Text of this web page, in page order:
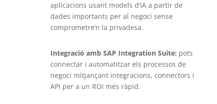
aplicacions usant models d’IA a partir de
dades importants per al negoci sense
comprometre’n la privadesa.
Integració amb SAP Integration Suite: pots
connectar i automatitzar els processos de
negoci mitjançant integracions, connectors i
API per a un ROI més ràpid.